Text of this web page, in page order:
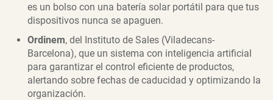
es un bolso con una batería solar portátil para que tus
dispositivos nunca se apaguen.
Ordinem, del Instituto de Sales (Viladecans-
Barcelona), que un sistema con inteligencia artificial
para garantizar el control eficiente de productos,
alertando sobre fechas de caducidad y optimizando la
organización.